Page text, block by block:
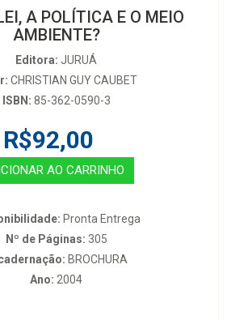
A POLÍTICA E O MEIO
AMBIENTE?
Editora: JURUÁ
CHRISTIAN GUY CAUBET
ISBN: 85-362-0590-3
R$92,00
AO CARRINHO
Pronta Entrega
Nº de Páginas: 305
BROCHURA
Ano: 2004